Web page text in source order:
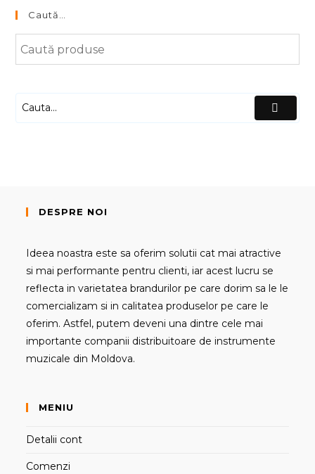
Caută…
DESPRE NOI
Ideea noastra este sa oferim solutii cat mai atractive
si mai performante pentru clienti, iar acest lucru se
reflecta in varietatea brandurilor pe care dorim sa le le
comercializam si in calitatea produselor pe care le
oferim. Astfel, putem deveni una dintre cele mai
importante companii distribuitoare de instrumente
muzicale din Moldova.
MENIU
Detalii cont
Comenzi